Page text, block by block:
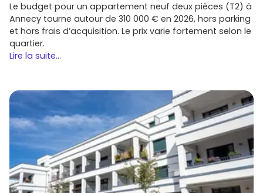
Le budget pour un appartement neuf deux pièces (T2) à
Annecy tourne autour de 310 000 € en 2026, hors parking
et hors frais d’acquisition. Le prix varie fortement selon le
quartier.
Lire la suite...